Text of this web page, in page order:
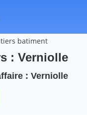
batiment
: Verniolle
: Verniolle